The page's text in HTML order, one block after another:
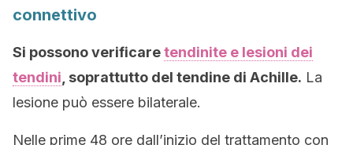
connettivo
Si possono verificaretendinite e lesioni dei
tendini , soprattutto del tendine di Achille. La
lesione può essere bilaterale.
Nelle prime 48 ore dall’inizio del trattamento con